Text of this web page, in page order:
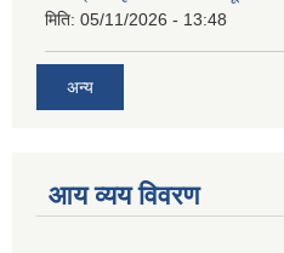
मिति: 05/11/2026 - 13:48
अन्य
आय व्यय विवरण